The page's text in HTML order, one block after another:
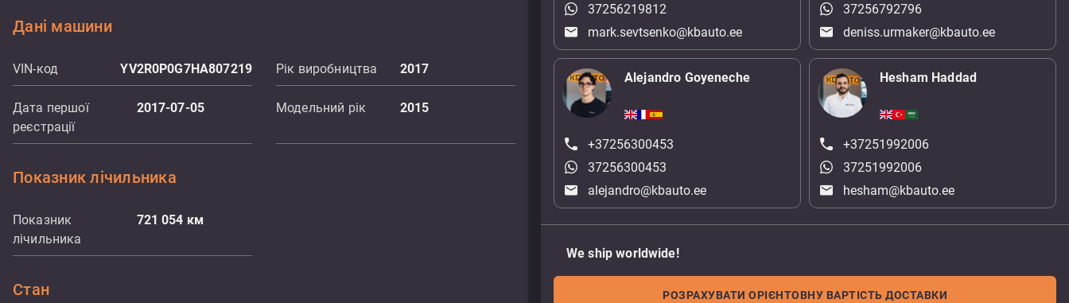
Дані машини
VIN-код YV2R0P0G7HA807219 Рік виробництва 2017
Дата першої
реєстрації
2017-07-05 Модельний рік 2015
Показник лічильника
Показник
лічильника
721 054 км
Стан
37256219812
mark.sevtsenko@kbauto.ee
37256792796
deniss.urmaker@kbauto.ee
Alejandro Goyeneche
+37256300453
37256300453
alejandro@kbauto.ee
Hesham Haddad
+37251992006
37251992006
hesham@kbauto.ee
We ship worldwide!
РОЗРАХУВАТИ ОРІЄНТОВНУ ВАРТІСТЬ ДОСТАВКИ